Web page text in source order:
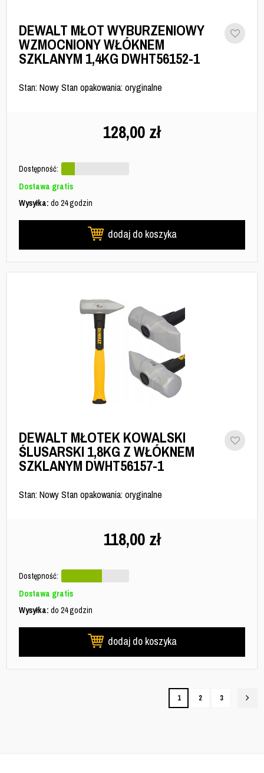
DEWALT MŁOT WYBURZENIOWY
WZMOCNIONY WŁÓKNEM
SZKLANYM 1,4KG DWHT56152-1
Stan: Nowy Stan opakowania: oryginalne
128,00 zł
Dostępność:
Dostawa gratis
Wysyłka: do 24 godzin
dodaj do koszyka
DEWALT MŁOTEK KOWALSKI
ŚLUSARSKI 1,8KG Z WŁÓKNEM
SZKLANYM DWHT56157-1
Stan: Nowy Stan opakowania: oryginalne
118,00 zł
Dostępność:
Dostawa gratis
Wysyłka: do 24 godzin
dodaj do koszyka
1 2 3